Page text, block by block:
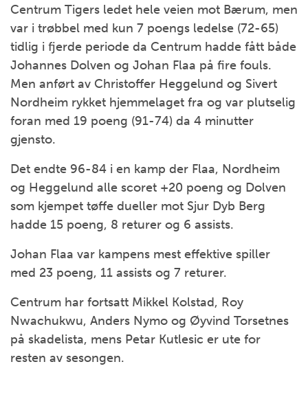
Centrum Tigers ledet hele veien mot Bærum, men
var i trøbbel med kun 7 poengs ledelse (72-65)
tidlig i fjerde periode da Centrum hadde fått både
Johannes Dolven og Johan Flaa på fire fouls.
Men anført av Christoffer Heggelund og Sivert
Nordheim rykket hjemmelaget fra og var plutselig
foran med 19 poeng (91-74) da 4 minutter
gjensto.
Det endte 96-84 i en kamp der Flaa, Nordheim
og Heggelund alle scoret +20 poeng og Dolven
som kjempet tøffe dueller mot Sjur Dyb Berg
hadde 15 poeng, 8 returer og 6 assists.
Johan Flaa var kampens mest effektive spiller
med 23 poeng, 11 assists og 7 returer.
Centrum har fortsatt Mikkel Kolstad, Roy
Nwachukwu, Anders Nymo og Øyvind Torsetnes
på skadelista, mens Petar Kutlesic er ute for
resten av sesongen.